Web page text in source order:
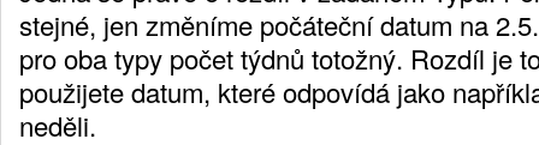
stejné, jen změníme počáteční datum na
pro oba typy počet týdnů totožný. Rozdíl je
použijete datum, které odpovídá jako
neděli.